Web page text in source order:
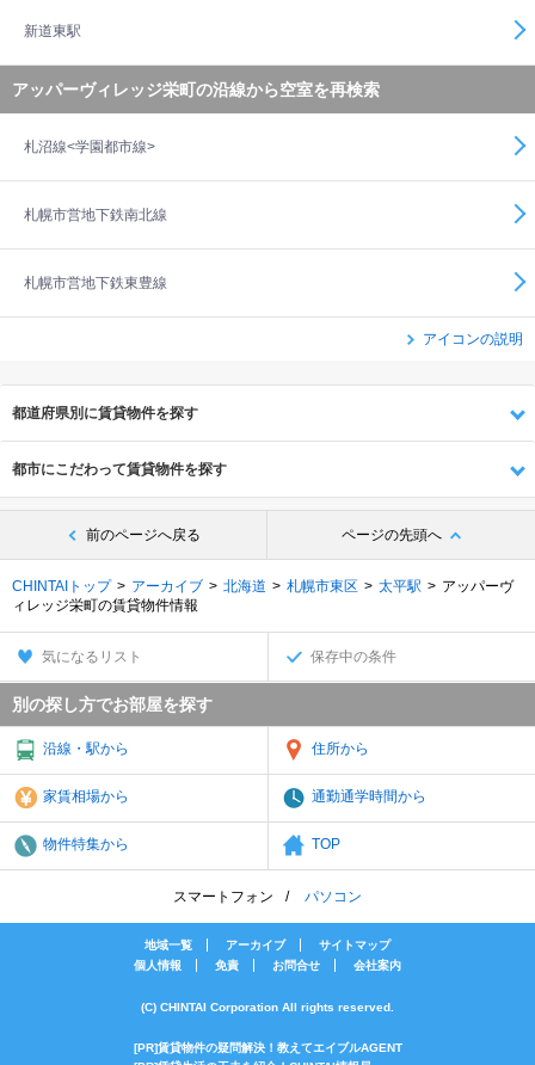
新道東駅
アッパーヴィレッジ栄町の沿線から空室を再検索
札沼線<学園都市線>
札幌市営地下鉄南北線
札幌市営地下鉄東豊線
アイコンの説明
都道府県別に賃貸物件を探す
都市にこだわって賃貸物件を探す
前のページへ戻る ページの先頭へ
CHINTAIトップ アーカイブ 北海道 札幌市東区 太平駅
アッパーヴ
ィレッジ栄町の賃貸物件情報
気になるリスト 保存中の条件
別の探し方でお部屋を探す
沿線・駅から 住所から
家賃相場から 通勤通学時間から
物件特集から TOP
スマートフォン パソコン
地域一覧 アーカイブ
サイトマップ
個人情報
免責 お問合せ 会社案内
(C) CHINTAI Corporation All rights reserved.
[PR]賃貸物件の疑問解決！教えてエイブルAGENT